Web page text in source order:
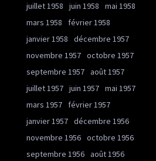
juillet 1958
juin 1958
mai 1958
mars 1958
février 1958
janvier 1958
décembre 1957
novembre 1957 octobre 1957
septembre 1957 août 1957
juillet 1957 juin 1957 mai 1957
mars 1957
février 1957
janvier 1957 décembre 1956
novembre 1956 octobre 1956
septembre 1956 août 1956